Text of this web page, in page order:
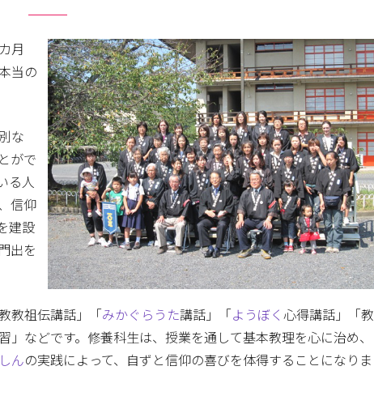
月
当の
な
がで
る人
信仰
建設
出を
教祖伝講話」「 みかぐらうた講話」「 ようぼく 心得講話」「教
」などです。修養科生は、授業を通して基本教理を心に治め、
んの実践によって、自ずと信仰の喜びを体得することになりま